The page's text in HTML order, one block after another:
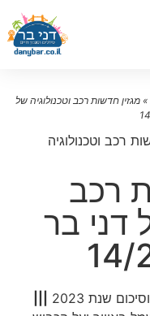
חדשות רכב וטכנולוגיה של
וטכנולוגיה
רכב
דני בר
2023
|||